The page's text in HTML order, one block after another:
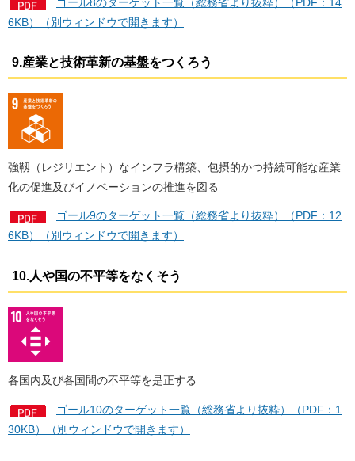
6KB）（別ウィンドウで開きます）
9.産業と技術革新の基盤をつくろう
強靱（レジリエント）なインフラ構築、包摂的かつ持続可能な産業
化の促進及びイノベーションの推進を図る
ゴール9のターゲット一覧（総務省より抜粋）（PDF：12
6KB）（別ウィンドウで開きます）
10.人や国の不平等をなくそう
各国内及び各国間の不平等を是正する
ゴール10のターゲット一覧（総務省より抜粋）（PDF：1
30KB）（別ウィンドウで開きます）